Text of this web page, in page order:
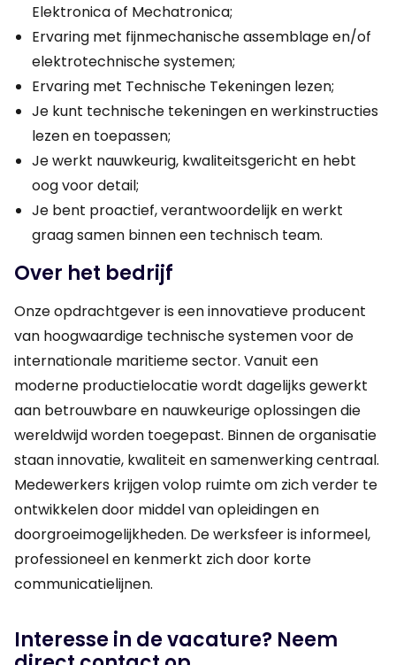
Elektronica of Mechatronica;
Ervaring met fijnmechanische assemblage en/of
elektrotechnische systemen;
Ervaring met Technische Tekeningen lezen;
Je kunt technische tekeningen en werkinstructies
lezen en toepassen;
Je werkt nauwkeurig, kwaliteitsgericht en hebt
oog voor detail;
Je bent proactief, verantwoordelijk en werkt
graag samen binnen een technisch team.
Over het bedrijf
Onze opdrachtgever is een innovatieve producent
van hoogwaardige technische systemen voor de
internationale maritieme sector. Vanuit een
moderne productielocatie wordt dagelijks gewerkt
aan betrouwbare en nauwkeurige oplossingen die
wereldwijd worden toegepast. Binnen de organisatie
staan innovatie, kwaliteit en samenwerking centraal.
Medewerkers krijgen volop ruimte om zich verder te
ontwikkelen door middel van opleidingen en
doorgroeimogelijkheden. De werksfeer is informeel,
professioneel en kenmerkt zich door korte
communicatielijnen.
Interesse in de vacature? Neem